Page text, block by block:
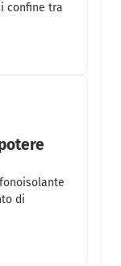
confine tra
di